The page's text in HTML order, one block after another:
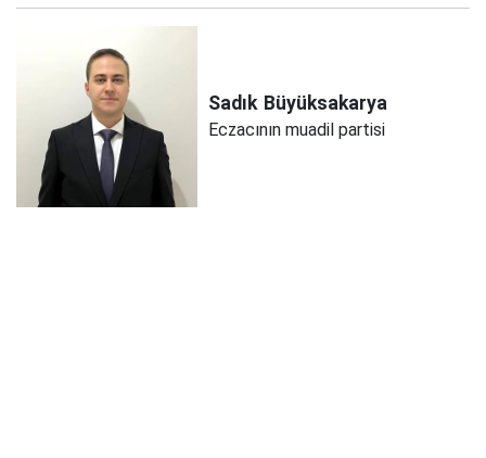
Sadık Büyüksakarya
Eczacının muadil partisi